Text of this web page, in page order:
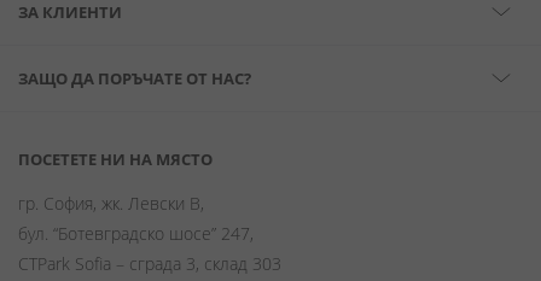
ЗА КЛИЕНТИ
ЗАЩО ДА ПОРЪЧАТЕ ОТ НАС?
ПОСЕТЕТЕ НИ НА МЯСТО
гр. София, жк. Левски В,
бул. “Ботевградско шосе” 247,
CTPark Sofia – сграда 3, склад 303